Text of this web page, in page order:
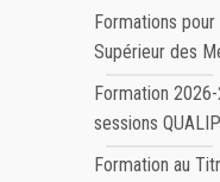
Formations
Supérieur des
Formation
sessions
Formation au